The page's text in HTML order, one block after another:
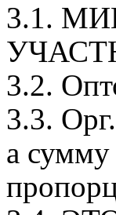
3.1.
3.2.
3.3.
а